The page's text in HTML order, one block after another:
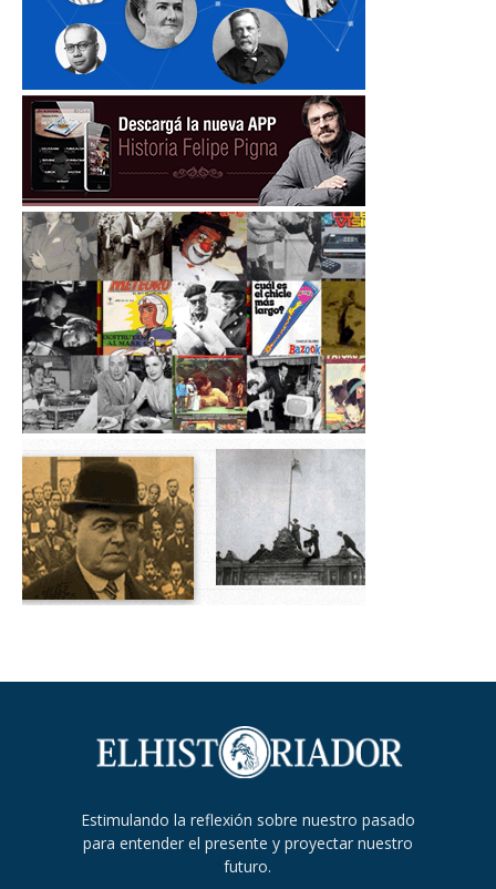
Estimulando la reflexión sobre nuestro pasado
para entender el presente y proyectar nuestro
futuro.